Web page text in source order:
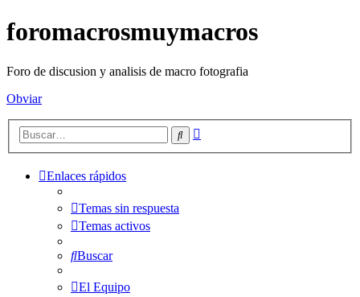
foromacrosmuymacros
Foro de discusion y analisis de macro fotografia
Obviar
Buscar
Enlaces rápidos
Temas sin respuesta
Temas activos
Buscar
El Equipo